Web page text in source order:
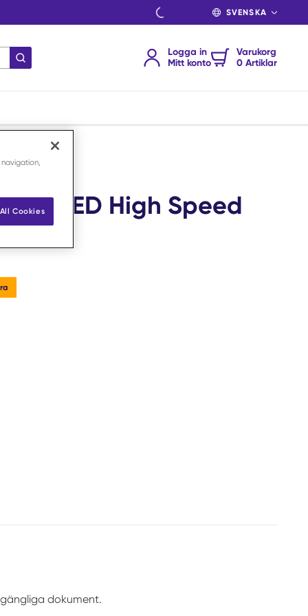
SPRÅK
Skicka sökning
Logga in
Mitt konto
Varukorg
0 Artiklar
LED High Speed
/st
dokument.
Cookies